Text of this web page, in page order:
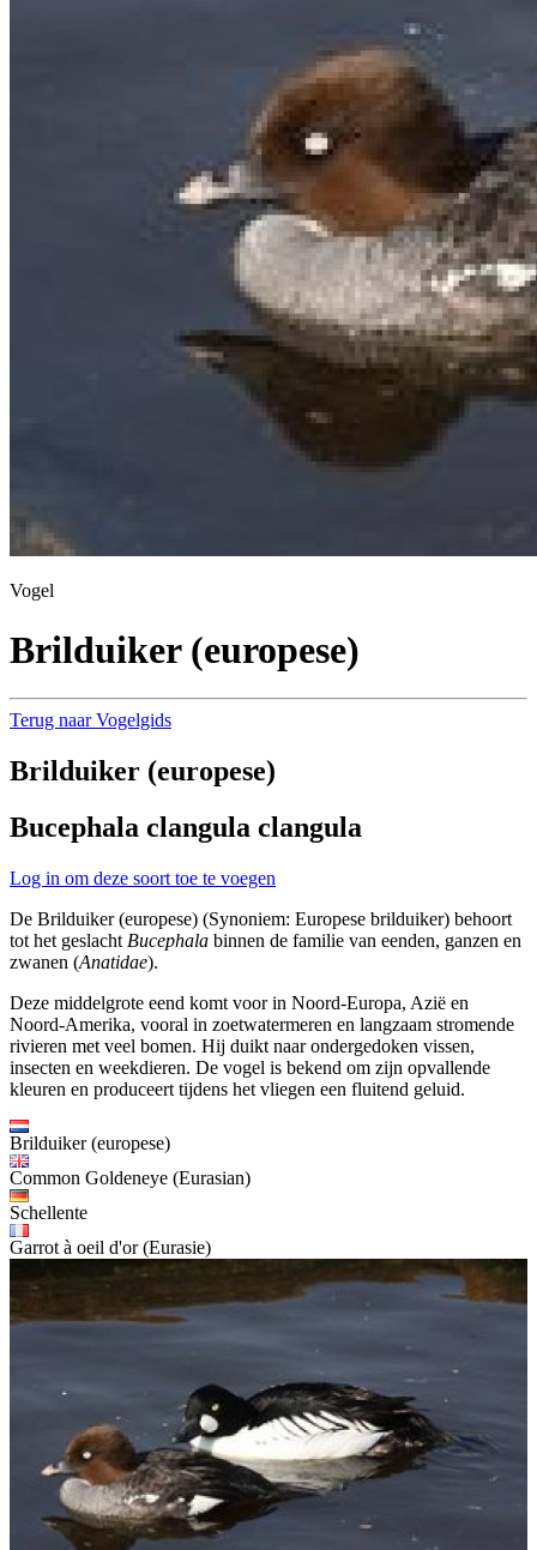
Vogel
Brilduiker (europese)
Terug naar Vogelgids
Brilduiker (europese)
Bucephala clangula clangula
Log in om deze soort toe te voegen
De Brilduiker (europese) (Synoniem: Europese brilduiker) behoort
tot het geslacht Bucephala binnen de familie van eenden, ganzen en
zwanen (Anatidae).
Deze middelgrote eend komt voor in Noord-Europa, Azië en
Noord-Amerika, vooral in zoetwatermeren en langzaam stromende
rivieren met veel bomen. Hij duikt naar ondergedoken vissen,
insecten en weekdieren. De vogel is bekend om zijn opvallende
kleuren en produceert tijdens het vliegen een fluitend geluid.
Brilduiker (europese)
Common Goldeneye (Eurasian)
Schellente
Garrot à oeil d'or (Eurasie)